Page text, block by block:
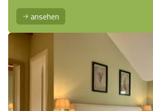
ansehen